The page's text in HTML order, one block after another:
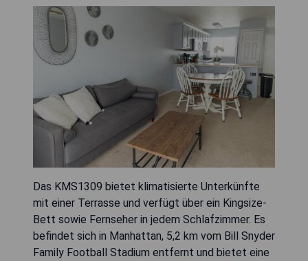
Das KMS1309 bietet klimatisierte Unterkünfte
mit einer Terrasse und verfügt über ein Kingsize-
Bett sowie Fernseher in jedem Schlafzimmer. Es
befindet sich in Manhattan, 5,2 km vom Bill Snyder
Family Football Stadium entfernt und bietet eine